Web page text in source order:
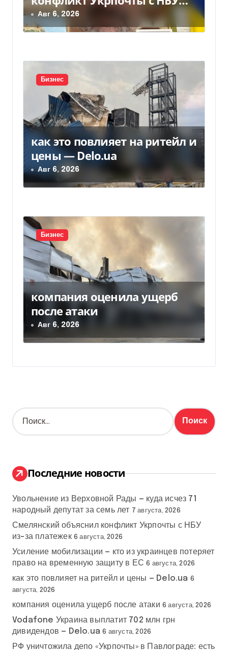
п
с
я
м
из-за платежек
Авг 6, 2026
Бизнес
как это повлияет на ритейл и
цены — Delo.ua
Авг 6, 2026
Бизнес
компания оценила ущерб
после атаки
Авг 6, 2026
Н
а
:
Последние новости
Увольнение из Верховной Рады — куда исчез 71
народный депутат за семь лет 7 августа, 2026
Смелянский объяснил конфликт Укрпочты с НБУ
из-за платежек 6 августа, 2026
Усиление мобилизации — кто из украинцев потеряет
право на временную защиту в ЕС 6 августа, 2026
как это повлияет на ритейл и цены — Delo.ua 6
августа, 2026
компания оценила ущерб после атаки 6 августа, 2026
Vodafone Украина выплатит 702 млн грн
дивидендов — Delo.ua 6 августа, 2026
РФ уничтожила депо «Укрпочты» в Павлограде: есть